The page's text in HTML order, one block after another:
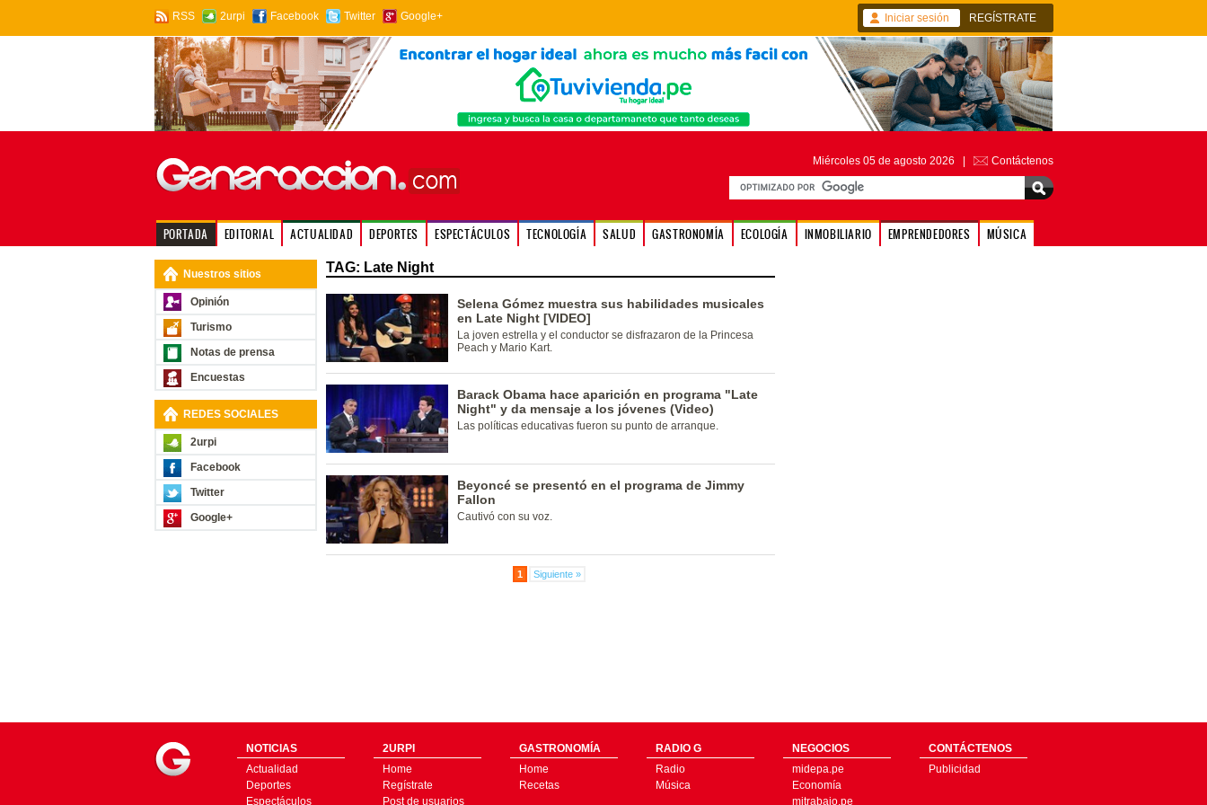
RSS 2urpi Facebook Twitter Google+ Iniciar sesión REGÍSTRATE
Miércoles 05 de agosto 2026 | Contáctenos
PORTADA EDITORIAL ACTUALIDAD DEPORTES ESPECTÁCULOS TECNOLOGÍA SALUD GASTRONOMÍA ECOLOGÍA INMOBILIARIO EMPRENDEDORES MÚSICA
Nuestros sitios
Opinión
Turismo
Notas de prensa
Encuestas
REDES SOCIALES
2urpi
Facebook
Twitter
Google+
TAG: Late Night
Selena Gómez muestra sus habilidades musicales
en Late Night [VIDEO]
La joven estrella y el conductor se disfrazaron de la Princesa
Peach y Mario Kart.
Barack Obama hace aparición en programa "Late
Night" y da mensaje a los jóvenes (Video)
Las políticas educativas fueron su punto de arranque.
Beyoncé se presentó en el programa de Jimmy
Fallon
Cautivó con su voz.
1 Siguiente »
NOTICIAS
Actualidad
Deportes
Espectáculos
2URPI
Home
Regístrate
Post de usuarios
GASTRONOMÍA
Home
Recetas
RADIO G
Radio
Música
NEGOCIOS
midepa.pe
Economía
mitrabajo.pe
CONTÁCTENOS
Publicidad